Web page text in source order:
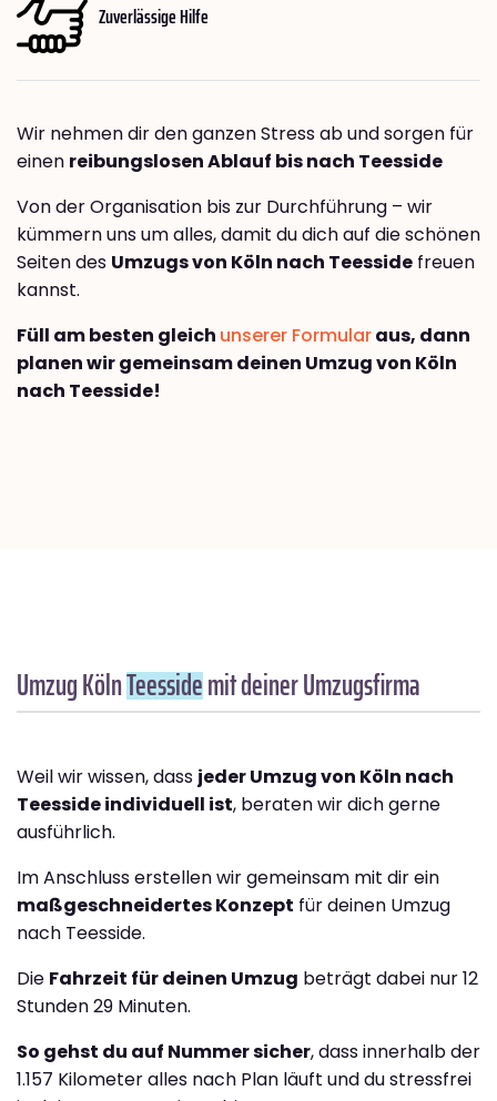
Zuverlässige Hilfe
Wir nehmen dir den ganzen Stress ab und sorgen für
einen reibungslosen Ablauf bis nach Teesside
Von der Organisation bis zur Durchführung – wir
kümmern uns um alles, damit du dich auf die schönen
Seiten des Umzugs von Köln nach Teesside freuen
kannst.
Füll am besten gleich unserer Formularaus, dann
planen wir gemeinsam deinen Umzug von Köln
nach Teesside!
Umzug KölnTeessidemit deiner Umzugsfirma
Weil wir wissen, dass jeder Umzug von Köln nach
Teesside individuell ist, beraten wir dich gerne
ausführlich.
Im Anschluss erstellen wir gemeinsam mit dir ein
maßgeschneidertes Konzept für deinen Umzug
nach Teesside.
Die Fahrzeit für deinen Umzug beträgt dabei nur 12
Stunden 29 Minuten.
So gehst du auf Nummer sicher, dass innerhalb der
1.157 Kilometer alles nach Plan läuft und du stressfrei